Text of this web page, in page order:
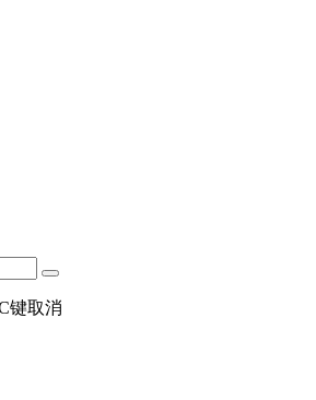
键取消